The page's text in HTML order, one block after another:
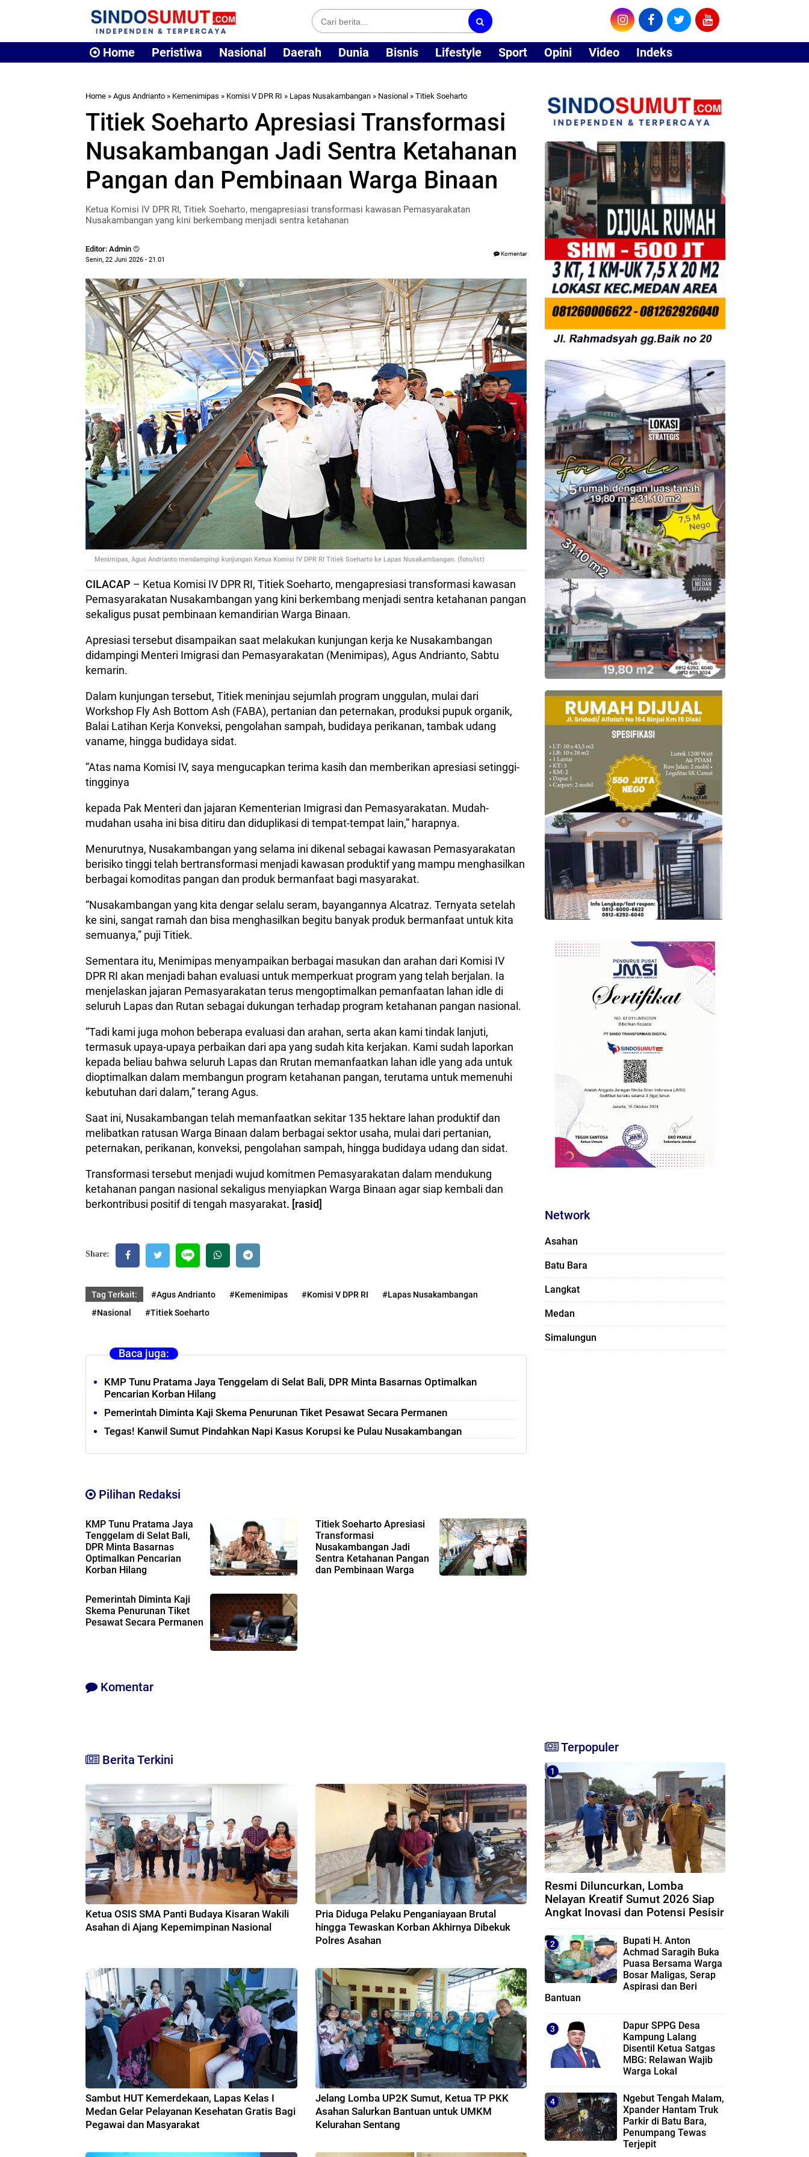
Home Peristiwa Nasional Daerah Dunia Bisnis Lifestyle Sport Opini Video Indeks
Home » Agus Andrianto » Kemenimipas » Komisi V DPR RI » Lapas Nusakambangan » Nasional » Titiek Soeharto
Titiek Soeharto Apresiasi Transformasi
Nusakambangan Jadi Sentra Ketahanan
Pangan dan Pembinaan Warga Binaan
Ketua Komisi IV DPR RI, Titiek Soeharto, mengapresiasi transformasi kawasan Pemasyarakatan
Nusakambangan yang kini berkembang menjadi sentra ketahanan
Editor: Admin
Senin, 22 Juni 2026 - 21.01
Komentar
Menimipas, Agus Andrianto mendampingi kunjungan Ketua Komisi IV DPR RI Titiek Soeharto ke Lapas Nusakambangan. (foto/ist)
CILACAP – Ketua Komisi IV DPR RI, Titiek Soeharto, mengapresiasi transformasi kawasan
Pemasyarakatan Nusakambangan yang kini berkembang menjadi sentra ketahanan pangan
sekaligus pusat pembinaan kemandirian Warga Binaan.
Apresiasi tersebut disampaikan saat melakukan kunjungan kerja ke Nusakambangan
didampingi Menteri Imigrasi dan Pemasyarakatan (Menimipas), Agus Andrianto, Sabtu
kemarin.
Dalam kunjungan tersebut, Titiek meninjau sejumlah program unggulan, mulai dari
Workshop Fly Ash Bottom Ash (FABA), pertanian dan peternakan, produksi pupuk organik,
Balai Latihan Kerja Konveksi, pengolahan sampah, budidaya perikanan, tambak udang
vaname, hingga budidaya sidat.
“Atas nama Komisi IV, saya mengucapkan terima kasih dan memberikan apresiasi setinggi-
tingginya
kepada Pak Menteri dan jajaran Kementerian Imigrasi dan Pemasyarakatan. Mudah-
mudahan usaha ini bisa ditiru dan diduplikasi di tempat-tempat lain,” harapnya.
Menurutnya, Nusakambangan yang selama ini dikenal sebagai kawasan Pemasyarakatan
berisiko tinggi telah bertransformasi menjadi kawasan produktif yang mampu menghasilkan
berbagai komoditas pangan dan produk bermanfaat bagi masyarakat.
“Nusakambangan yang kita dengar selalu seram, bayangannya Alcatraz. Ternyata setelah
ke sini, sangat ramah dan bisa menghasilkan begitu banyak produk bermanfaat untuk kita
semuanya,” puji Titiek.
Sementara itu, Menimipas menyampaikan berbagai masukan dan arahan dari Komisi IV
DPR RI akan menjadi bahan evaluasi untuk memperkuat program yang telah berjalan. Ia
menjelaskan jajaran Pemasyarakatan terus mengoptimalkan pemanfaatan lahan idle di
seluruh Lapas dan Rutan sebagai dukungan terhadap program ketahanan pangan nasional.
“Tadi kami juga mohon beberapa evaluasi dan arahan, serta akan kami tindak lanjuti,
termasuk upaya-upaya perbaikan dari apa yang sudah kita kerjakan. Kami sudah laporkan
kepada beliau bahwa seluruh Lapas dan Rrutan memanfaatkan lahan idle yang ada untuk
dioptimalkan dalam membangun program ketahanan pangan, terutama untuk memenuhi
kebutuhan dari dalam,” terang Agus.
Saat ini, Nusakambangan telah memanfaatkan sekitar 135 hektare lahan produktif dan
melibatkan ratusan Warga Binaan dalam berbagai sektor usaha, mulai dari pertanian,
peternakan, perikanan, konveksi, pengolahan sampah, hingga budidaya udang dan sidat.
Transformasi tersebut menjadi wujud komitmen Pemasyarakatan dalam mendukung
ketahanan pangan nasional sekaligus menyiapkan Warga Binaan agar siap kembali dan
berkontribusi positif di tengah masyarakat. [rasid]
Share:
Tag Terkait: #Agus Andrianto #Kemenimipas #Komisi V DPR RI
#Lapas Nusakambangan
#Nasional
#Titiek Soeharto
Baca juga:
KMP Tunu Pratama Jaya Tenggelam di Selat Bali, DPR Minta Basarnas Optimalkan
Pencarian Korban Hilang
Pemerintah Diminta Kaji Skema Penurunan Tiket Pesawat Secara Permanen
Tegas! Kanwil Sumut Pindahkan Napi Kasus Korupsi ke Pulau Nusakambangan
Pilihan Redaksi
KMP Tunu Pratama Jaya
Tenggelam di Selat Bali,
DPR Minta Basarnas
Optimalkan Pencarian
Korban Hilang
Titiek Soeharto Apresiasi
Transformasi
Nusakambangan Jadi
Sentra Ketahanan Pangan
dan Pembinaan Warga
Pemerintah Diminta Kaji
Skema Penurunan Tiket
Pesawat Secara Permanen
Komentar
Berita Terkini
Ketua OSIS SMA Panti Budaya Kisaran Wakili
Asahan di Ajang Kepemimpinan Nasional
Pria Diduga Pelaku Penganiayaan Brutal
hingga Tewaskan Korban Akhirnya Dibekuk
Polres Asahan
Sambut HUT Kemerdekaan, Lapas Kelas I
Medan Gelar Pelayanan Kesehatan Gratis Bagi
Pegawai dan Masyarakat
Jelang Lomba UP2K Sumut, Ketua TP PKK
Asahan Salurkan Bantuan untuk UMKM
Kelurahan Sentang
Network
Asahan
Batu Bara
Langkat
Medan
Simalungun
Terpopuler
Resmi Diluncurkan, Lomba
Nelayan Kreatif Sumut 2026 Siap
Angkat Inovasi dan Potensi Pesisir
Bupati H. Anton
Achmad Saragih Buka
Puasa Bersama Warga
Bosar Maligas, Serap
Aspirasi dan Beri
Bantuan
Dapur SPPG Desa
Kampung Lalang
Disentil Ketua Satgas
MBG: Relawan Wajib
Warga Lokal
Ngebut Tengah Malam,
Xpander Hantam Truk
Parkir di Batu Bara,
Penumpang Tewas
Terjepit